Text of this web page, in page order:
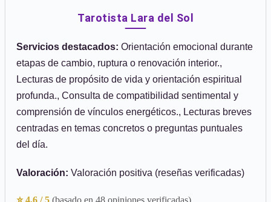
Tarotista Lara del Sol
Servicios destacados: Orientación emocional durante
etapas de cambio, ruptura o renovación interior.,
Lecturas de propósito de vida y orientación espiritual
profunda., Consulta de compatibilidad sentimental y
comprensión de vínculos energéticos., Lecturas breves
centradas en temas concretos o preguntas puntuales
del día.
Valoración: Valoración positiva (reseñas verificadas)
⭐ 4.6 / 5 (basado en 48 opiniones verificadas)